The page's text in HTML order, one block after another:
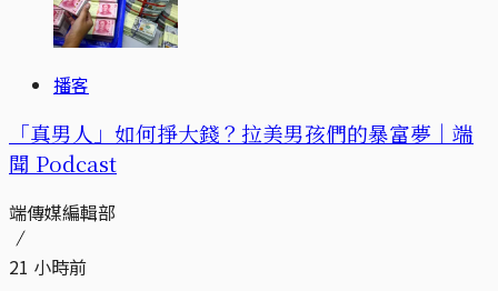
播客
「真男人」如何掙大錢？拉美男孩們的暴富夢｜端
聞 Podcast
端傳媒編輯部
21 小時前